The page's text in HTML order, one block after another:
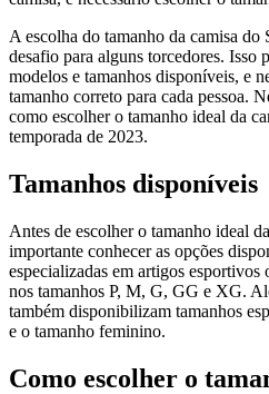
A escolha do tamanho da camisa do
desafio para alguns torcedores. Isso
modelos e tamanhos disponíveis, e
tamanho correto para cada pessoa.
como escolher o tamanho ideal da
temporada de 2023.
Tamanhos disponíveis
Antes de escolher o tamanho ideal
importante conhecer as opções
especializadas em artigos esportivos
nos tamanhos P, M, G, GG e XG.
também disponibilizam tamanhos
e o tamanho feminino.
Como escolher o